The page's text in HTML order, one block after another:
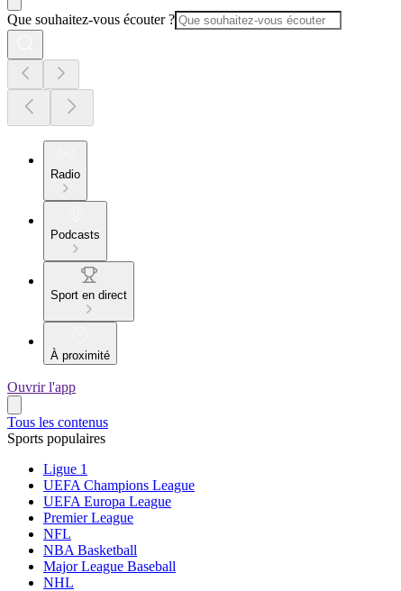
Que souhaitez-vous écouter ?
Radio
Podcasts
Sport en direct
À proximité
Ouvrir l'app
Tous les contenus
Sports populaires
Ligue 1
UEFA Champions League
UEFA Europa League
Premier League
NFL
NBA Basketball
Major League Baseball
NHL